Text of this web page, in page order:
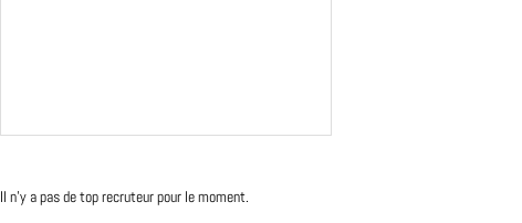
Il n'y a pas de top recruteur pour le moment.